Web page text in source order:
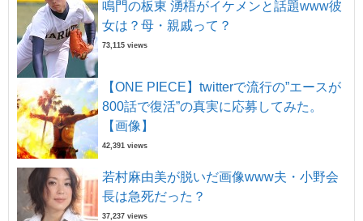
鳴門の板東 湧梧がイケメンと話題www彼
女は？母・親戚って？
73,115 views
【ONE PIECE】twitterで流行の”エースが
800話で復活”の真実に応募してみた。
【画像】
42,391 views
若村麻由美が脱いだ画像www夫・小野会
長は急死だった？
37,237 views